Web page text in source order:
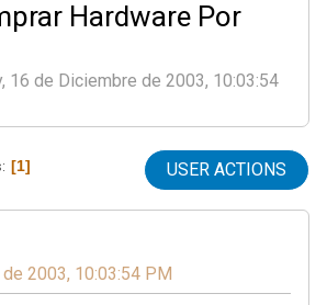
Hardware Por
16 de Diciembre de 2003, 10:03:54
1 USER ACTIONS
2003, 10:03:54 PM